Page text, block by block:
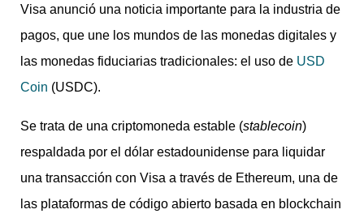
Visa anunció una noticia importante para la industria de
pagos, que une los mundos de las monedas digitales y
las monedas fiduciarias tradicionales: el uso de USD
Coin (USDC).
Se trata de una criptomoneda estable (stablecoin)
respaldada por el dólar estadounidense para liquidar
una transacción con Visa a través de Ethereum, una de
las plataformas de código abierto basada en blockchain